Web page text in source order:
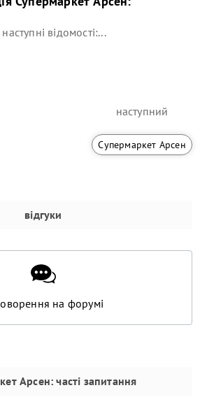
відомості:...
наступний
Супермаркет Арсен
відгуки
на форумі
Арсен: часті запитання